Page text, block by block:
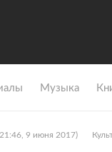
Музыка
9 июня 2017)